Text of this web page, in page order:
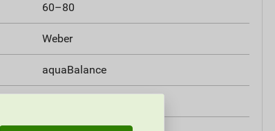
60–80
Weber
aquaBalance